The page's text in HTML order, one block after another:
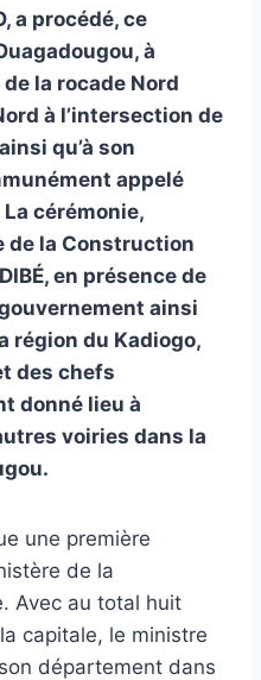
a procédé, ce
à
la rocade Nord
à l’intersection de
qu’à son
appelé
cérémonie,
de la Construction
en présence de
ainsi
région du Kadiogo,
des chefs
donné lieu à
voiries dans la
une première
de la
Avec au total huit
capitale, le ministre
département dans